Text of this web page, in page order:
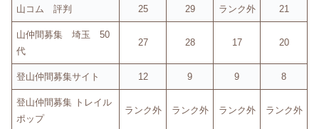
山コム 評判 25 29 ランク外 21
山仲間募集 埼玉 50
代
27 28 17 20
登山仲間募集サイト 12 9 9 8
登山仲間募集 トレイル
ポップ
ランク外 ランク外 ランク外 ランク外